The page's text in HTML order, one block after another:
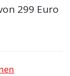
299 Euro